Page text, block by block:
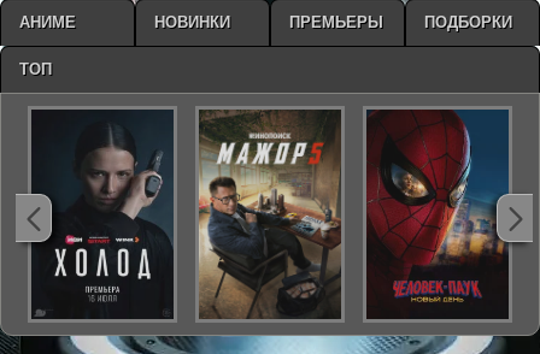
АНИМЕ НОВИНКИ ПРЕМЬЕРЫ ПОДБОРКИ
ТОП